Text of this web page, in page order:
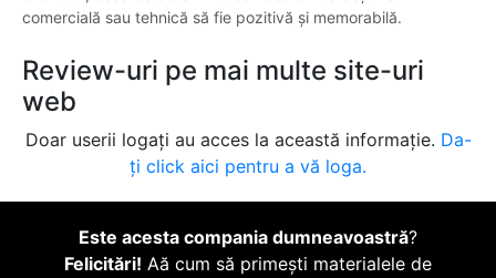
comercială sau tehnică să fie pozitivă și memorabilă.
Review-uri pe mai multe site-uri
web
Doar userii logați au acces la această informație. Da-
ți click aici pentru a vă loga.
Este acesta compania dumneavoastră?
Felicitări! Aă cum să primești materialele de